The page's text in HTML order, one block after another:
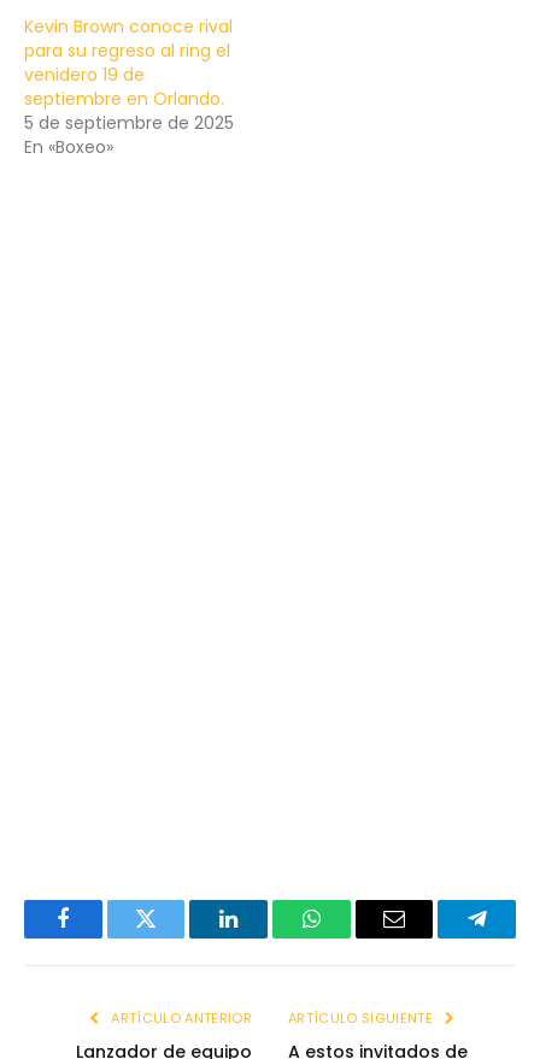
Kevin Brown conoce rival
para su regreso al ring el
venidero 19 de
septiembre en Orlando.
5 de septiembre de 2025
En «Boxeo»
FacebookTwitter LinkedInWhatsAppEmail
ARTÍCULO ANTERIOR
Lanzador de equipo
ARTÍCULO SIGUIENTE
A estos invitados de